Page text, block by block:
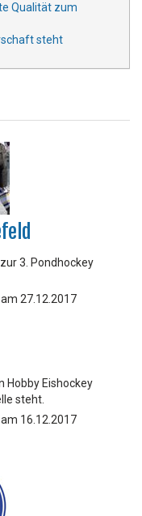
Qualität zum
steht
3. Pondhockey
27.12.2017
Hobby Eishockey
steht.
16.12.2017